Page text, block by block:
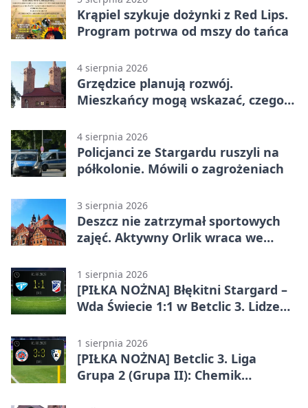
Krąpiel szykuje dożynki z Red Lips.
Program potrwa od mszy do tańca
4 sierpnia 2026
Grzędzice planują rozwój.
Mieszkańcy mogą wskazać, czego
4 sierpnia 2026
Policjanci ze Stargardu ruszyli na
półkolonie. Mówili o zagrożeniach
3 sierpnia 2026
Deszcz nie zatrzymał sportowych
zajęć. Aktywny Orlik wraca we
1 sierpnia 2026
[PIŁKA NOŻNA] Błękitni Stargard –
Wda Świecie 1:1 w Betclic 3. Lidze
1 sierpnia 2026
[PIŁKA NOŻNA] Betclic 3. Liga
Grupa 2 (Grupa II): Chemik